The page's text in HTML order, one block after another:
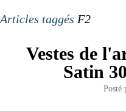
Articles taggés F2
Vestes de
Satin
Posté